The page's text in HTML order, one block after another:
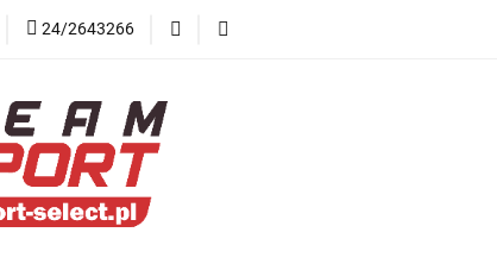
24/2643266
Nowości New Balance
Medycyna sportowa